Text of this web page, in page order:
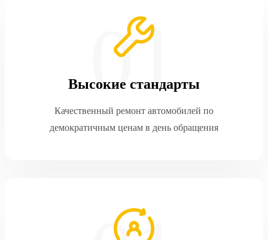
Высокие стандарты
Качественный ремонт автомобилей по
демократичным ценам в день обращения